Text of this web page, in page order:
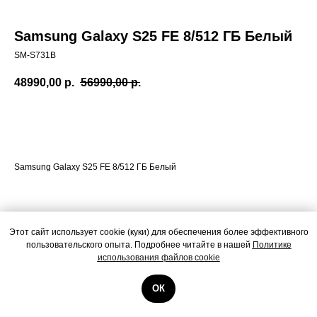
Этот сайт использует cookie (куки) для обеспечения более эффективного
пользовательского опыта. Подробнее читайте в нашей Политике
использования файлов cookie
ОК
Samsung Galaxy S25 FE 8/512 ГБ Белый
SM-S731B
48990,00 р. 56990,00 р.
Samsung Galaxy S25 FE 8/512 ГБ Белый